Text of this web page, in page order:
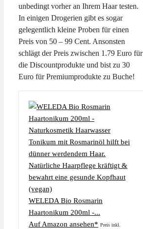
unbedingt vorher an Ihrem Haar testen.
In einigen Drogerien gibt es sogar
gelegentlich kleine Proben für einen
Preis von 50 – 99 Cent. Ansonsten
schlägt der Preis zwischen 1.79 Euro für
die Discountprodukte und bist zu 30
Euro für Premiumprodukte zu Buche!
WELEDA Bio Rosmarin
Haartonikum 200ml -...
Auf Amazon ansehen* Preis inkl.